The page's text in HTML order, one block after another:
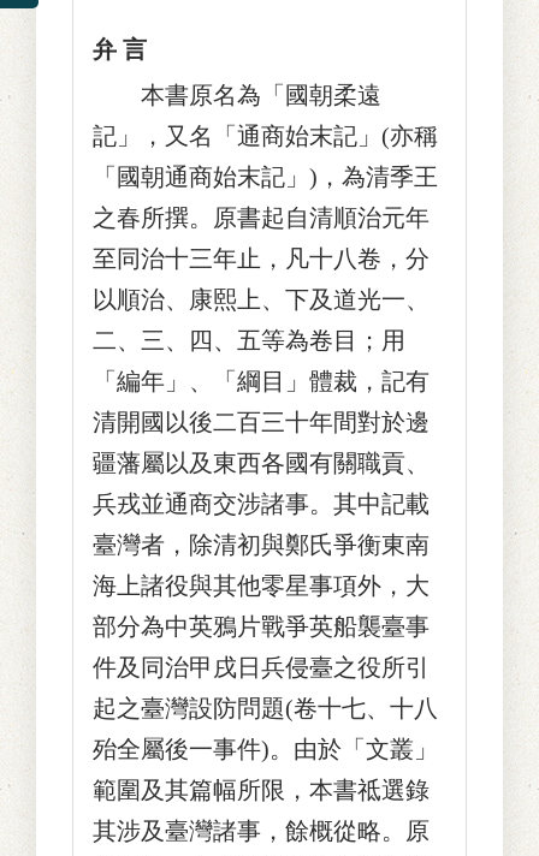
弁 言
本書原名為「國朝柔遠
記」，又名「通商始末記」(亦稱
「國朝通商始末記」)，為清季王
之春所撰。原書起自清順治元年
至同治十三年止，凡十八卷，分
以順治、康熙上、下及道光一、
二、三、四、五等為卷目；用
「編年」、「綱目」體裁，記有
清開國以後二百三十年間對於邊
疆藩屬以及東西各國有關職貢、
兵戎並通商交涉諸事。其中記載
臺灣者，除清初與鄭氏爭衡東南
海上諸役與其他零星事項外，大
部分為中英鴉片戰爭英船襲臺事
件及同治甲戌日兵侵臺之役所引
起之臺灣設防問題(卷十七、十八
殆全屬後一事件)。由於「文叢」
範圍及其篇幅所限，本書祗選錄
其涉及臺灣諸事，餘概從略。原